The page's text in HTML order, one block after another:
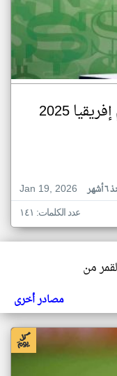
2025
Jan 19, 2026
أشهر
عدد الكلمات: ١٤١
من
مصادر أخرى